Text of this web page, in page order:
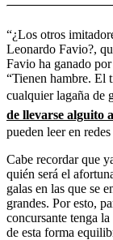
“¿Los otros
Leonardo Favio?,
Favio ha ganado
“Tienen hambre. El
cualquier lagaña de
de llevarse alguito
pueden leer en
Cabe recordar que
quién será el
galas en las que se
grandes. Por esto,
concursante tenga
de esta forma